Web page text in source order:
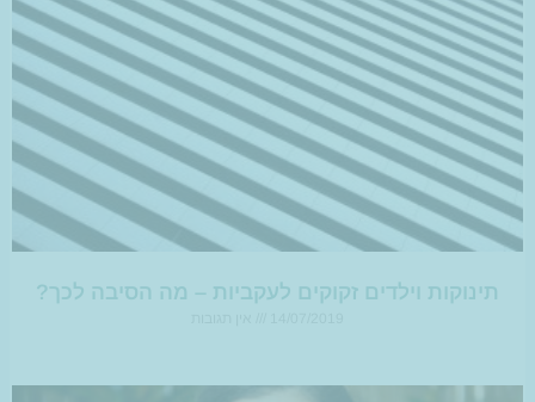
תינוקות וילדים זקוקים לעקביות – מה הסיבה לכך?